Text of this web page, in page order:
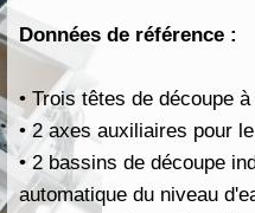
Données de référence :
• Trois têtes de découpe
• 2 axes auxiliaires pour
• 2 bassins de découpe
automatique du niveau